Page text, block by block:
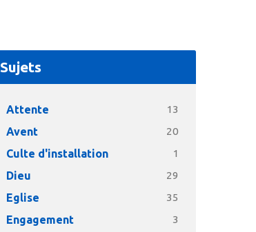
Sujets
Attente 13
Avent 20
Culte d'installation 1
Dieu 29
Eglise 35
Engagement 3